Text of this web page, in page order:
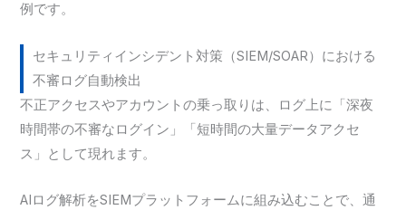
例です。
セキュリティインシデント対策（SIEM/SOAR）における
不審ログ自動検出
不正アクセスやアカウントの乗っ取りは、ログ上に「深夜
時間帯の不審なログイン」「短時間の大量データアクセ
ス」として現れます。
AIログ解析をSIEMプラットフォームに組み込むことで、通